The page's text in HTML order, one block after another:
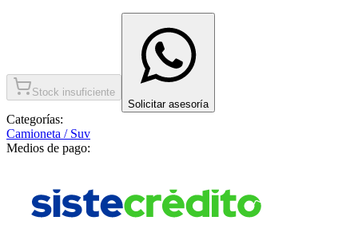
Stock insuficiente
Solicitar asesoría
Categorías:
Camioneta / Suv
Medios de pago: